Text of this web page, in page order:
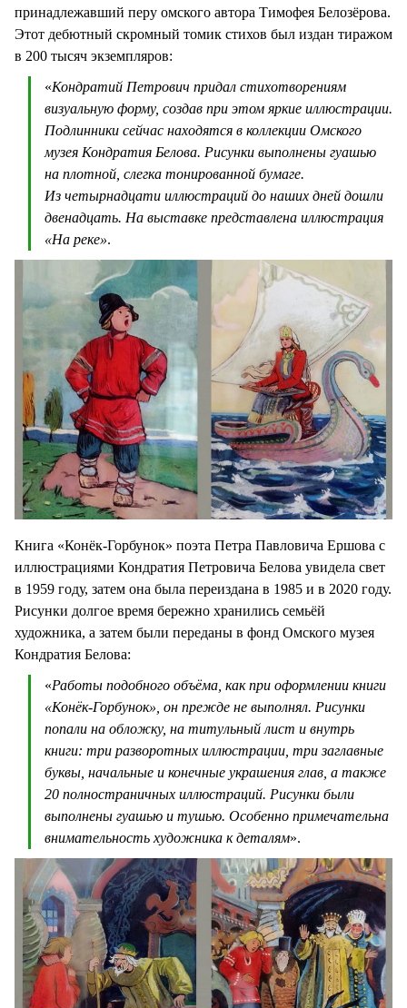
принадлежавший перу омского автора Тимофея Белозёрова.
Этот дебютный скромный томик стихов был издан тиражом
в 200 тысяч экземпляров:
«Кондратий Петрович придал стихотворениям
визуальную форму, создав при этом яркие иллюстрации.
Подлинники сейчас находятся в коллекции Омского
музея Кондратия Белова. Рисунки выполнены гуашью
на плотной, слегка тонированной бумаге.
Из четырнадцати иллюстраций до наших дней дошли
двенадцать. На выставке представлена иллюстрация
«На реке».
Книга «Конёк-Горбунок» поэта Петра Павловича Ершова с
иллюстрациями Кондратия Петровича Белова увидела свет
в 1959 году, затем она была переиздана в 1985 и в 2020 году.
Рисунки долгое время бережно хранились семьёй
художника, а затем были переданы в фонд Омского музея
Кондратия Белова:
«Работы подобного объёма, как при оформлении книги
«Конёк-Горбунок», он прежде не выполнял. Рисунки
попали на обложку, на титульный лист и внутрь
книги: три разворотных иллюстрации, три заглавные
буквы, начальные и конечные украшения глав, а также
20 полностраничных иллюстраций. Рисунки были
выполнены гуашью и тушью. Особенно примечательна
внимательность художника к деталям».